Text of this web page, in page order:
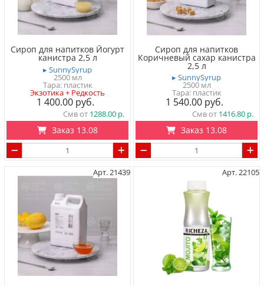
Сироп для напитков Йогурт
канистра 2,5 л
▸ SunnySyrup
2500 мл
Тара: пластик
Экзотика + Редкость
1 400.00
Смв от 1288.00
Заказ 13.08
Сироп для напитков
Коричневый сахар канистра
2,5 л
▸ SunnySyrup
2500 мл
Тара: пластик
1 540.00
Смв от 1416.80
Заказ 13.08
Арт. 21439 Арт. 22105